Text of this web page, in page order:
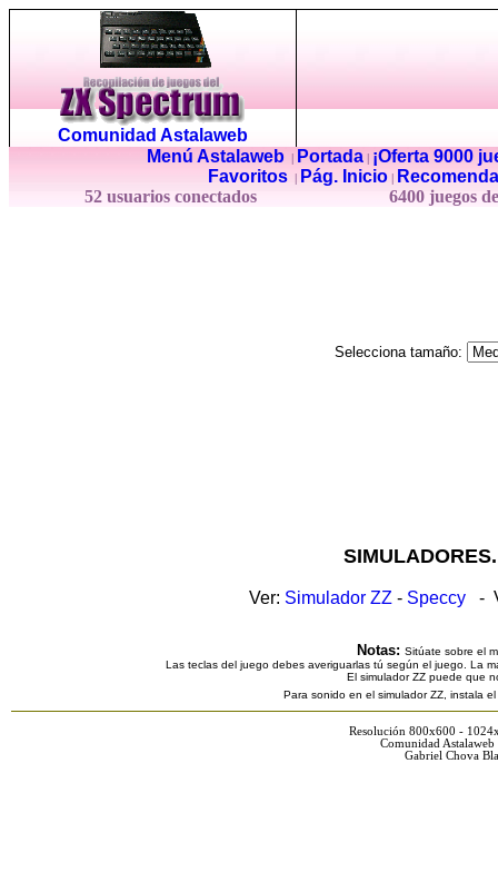
Comunidad Astalaweb
Menú Astalaweb| Portada|
¡Oferta 9000
Favoritos
Pág. Inicio
52 usuarios conectados
6400 juegos
Selecciona tamaño:
Ver: Simulador ZZ - Speccy -
Notas: Sitúate sobre el
Las teclas del juego debes averiguarlas tú según el juego. La
El simulador ZZ puede que
Para sonido en el simulador ZZ, instala
Resolución 800x600 -
Comunidad
Gabriel Chova